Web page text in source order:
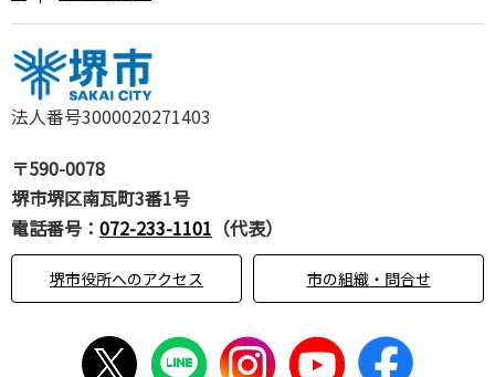
法人番号3000020271403
〒590-0078
堺市堺区南瓦町3番1号
電話番号： 072-233-1101 （代表）
堺市役所へのアクセス 市の組織・問合せ